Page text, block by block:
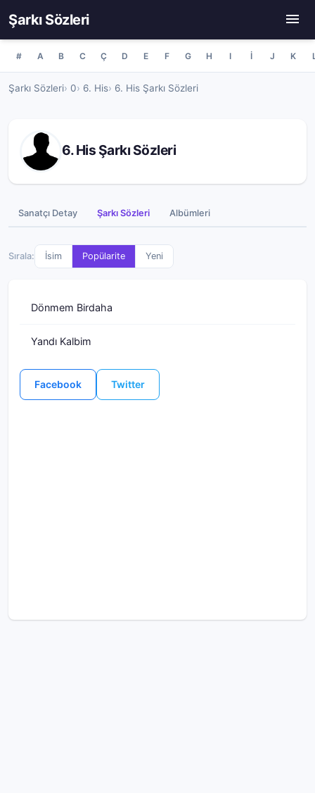
Şarkı Sözleri
# A B C Ç D E F G H I İ J K
Şarkı Sözleri 0 6. His 6. His Şarkı Sözleri
6. His Şarkı Sözleri
Sanatçı Detay Şarkı Sözleri Albümleri
Sırala: İsim Popülarite Yeni
Dönmem Birdaha
Yandı Kalbim
Facebook Twitter